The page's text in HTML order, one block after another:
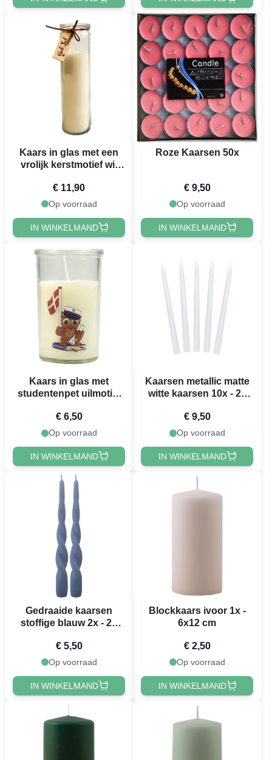
Kaars in glas met een
vrolijk kerstmotief wit
€ 11,90
Op voorraad
IN WINKELMAND
Roze Kaarsen 50x
€ 9,50
Op voorraad
IN WINKELMAND
Kaars in glas met
studentenpet uilmotief
Oude Apotheek
€ 6,50
Op voorraad
IN WINKELMAND
Kaarsen metallic matte
witte kaarsen 10x - 24
€ 9,50
Op voorraad
IN WINKELMAND
Gedraaide kaarsen
stoffige blauw 2x - 24
€ 5,50
Op voorraad
IN WINKELMAND
Blockkaars ivoor 1x -
6x12 cm
€ 2,50
Op voorraad
IN WINKELMAND